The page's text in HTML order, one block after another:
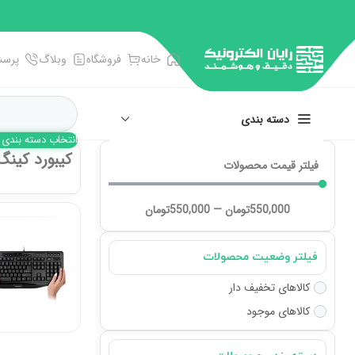
خانه فروشگاه وبلاگ
دسته بندی
انبر، آچار، پنس
پیچ گوشتی ها
تجهیزات اندازه گیری
سوکت و سرسیم زن
فرز و فرچه سیمی
انتخاب دسته بندی
فیلتر قیمت محصولات
550,000تومان —
550,000تومان
فیلتر وضعیت محصولات
کالاهای تخفیف دار
کالاهای موجود
کیبورد